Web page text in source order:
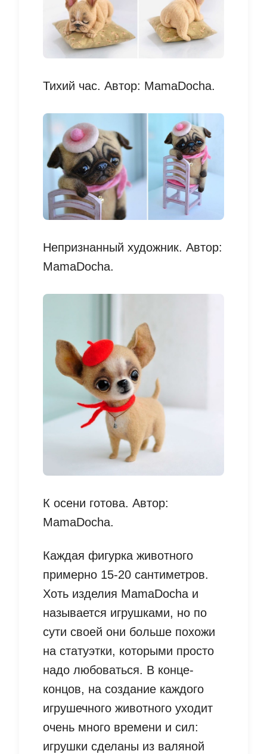
Тихий час. Автор: MamaDocha.
Непризнанный художник. Автор:
MamaDocha.
К осени готова. Автор:
MamaDocha.
Каждая фигурка животного
примерно 15-20 сантиметров.
Хоть изделия MamaDocha и
называется игрушками, но по
сути своей они больше похожи
на статуэтки, которыми просто
надо любоваться. В конце-
концов, на создание каждого
игрушечного животного уходит
очень много времени и сил:
игрушки сделаны из валяной